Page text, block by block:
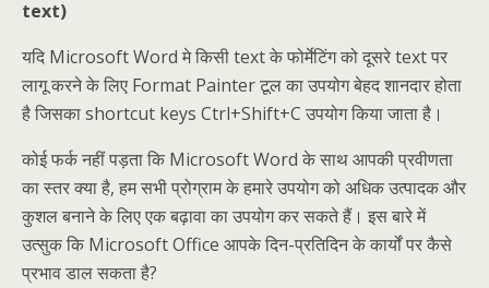
text)
यदि Microsoft Word मे किसी text के फोर्मेटिंग को दूसरे text पर
लागू करने के लिए Format Painter टूल का उपयोग बेहद शानदार होता
है जिसका shortcut keys Ctrl+Shift+C उपयोग किया जाता है।
कोई फर्क नहीं पड़ता कि Microsoft Word के साथ आपकी प्रवीणता
का स्तर क्या है, हम सभी प्रोग्राम के हमारे उपयोग को अधिक उत्पादक और
कुशल बनाने के लिए एक बढ़ावा का उपयोग कर सकते हैं। इस बारे में
उत्सुक कि Microsoft Office आपके दिन-प्रतिदिन के कार्यों पर कैसे
प्रभाव डाल सकता है?